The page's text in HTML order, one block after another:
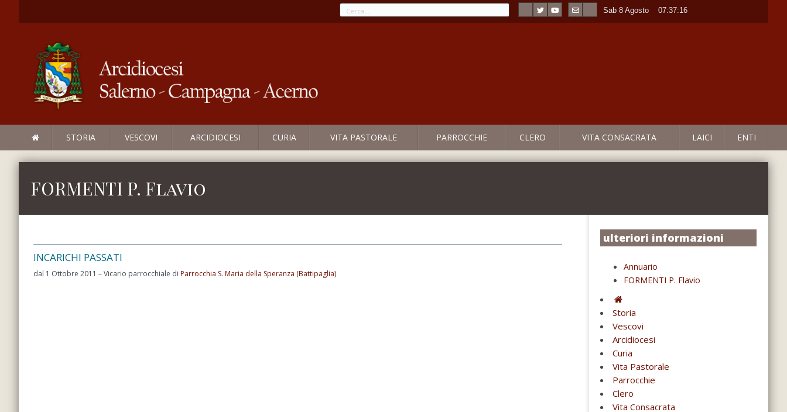
Sab 8 Agosto ----07:37:17
STORIA VESCOVI ARCIDIOCESI CURIA VITA PASTORALE PARROCCHIE CLERO VITA CONSACRATA LAICI ENTI
FORMENTI P. Flavio
INCARICHI PASSATI
dal 1 Ottobre 2011 – Vicario parrocchiale di Parrocchia S. Maria della Speranza (Battipaglia)
ulteriori informazioni
Annuario
FORMENTI P. Flavio
Storia
Vescovi
Arcidiocesi
Curia
Vita Pastorale
Parrocchie
Clero
Vita Consacrata